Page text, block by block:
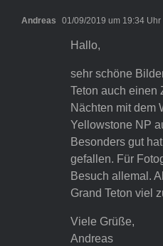
Andreas 01/09/2019 um 19:34 Uhr
Hallo,
sehr schöne
Teton auch einen
Nächten mit dem
Yellowstone NP
Besonders gut
gefallen. Für
Besuch allemal.
Grand Teton viel
Viele Grüße,
Andreas